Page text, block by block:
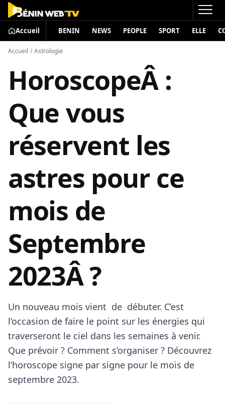
Accueil BENIN NEWS PEOPLE SPORT ELLE
Accueil / Astrologie
HoroscopeÂ :
Que vous
réservent les
astres pour ce
mois de
Septembre
2023Â ?
Un nouveau mois vient de débuter. C’est
l’occasion de faire le point sur les énergies qui
traverseront le ciel dans les semaines à venir.
Que prévoir ? Comment s’organiser ? Découvrez
l’horoscope signe par signe pour le mois de
septembre 2023.